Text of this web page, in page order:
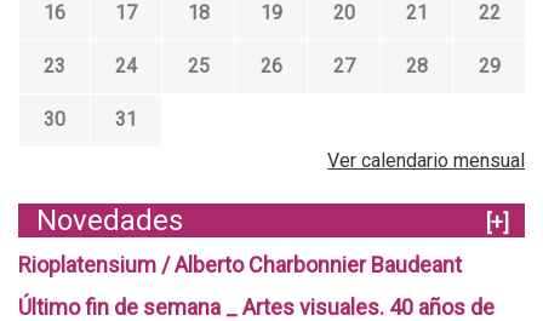
16 17 18 19 20 21 22
23 24 25 26 27 28 29
30
31
Ver calendario mensual
Novedades
[+]
Rioplatensium / Alberto Charbonnier Baudeant
Último fin de semana _ Artes visuales. 40 años de